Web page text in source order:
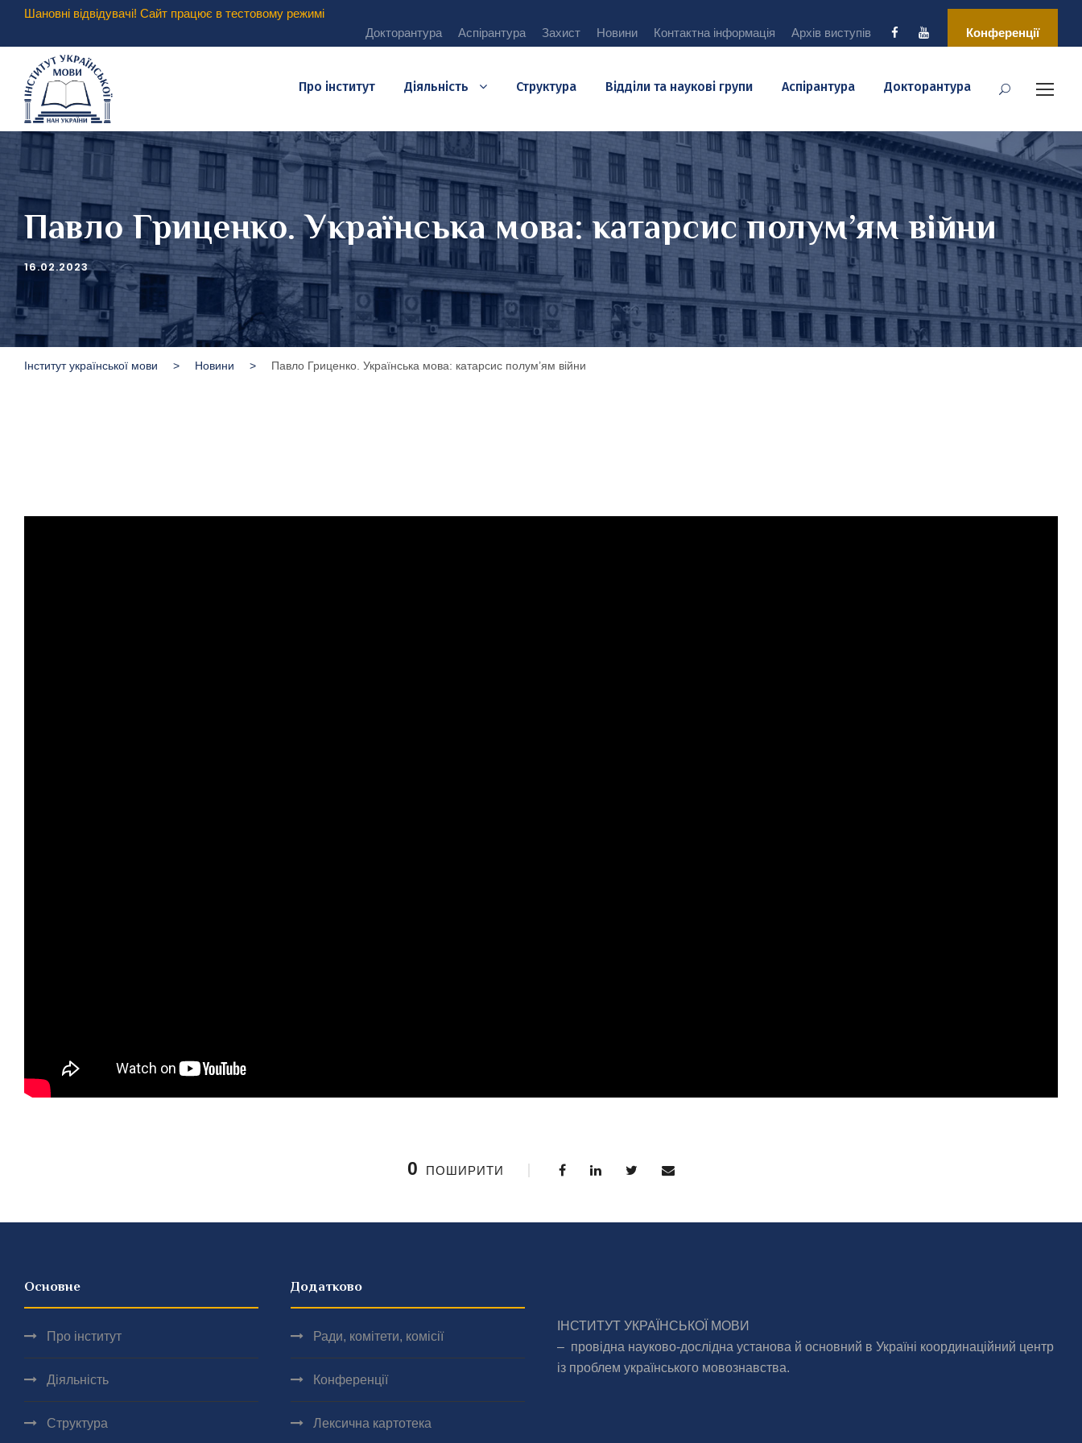
Шановні відвідувачі! Сайт працює в тестовому режимі
Докторантура
Аспірантура Захист Новини Контактна інформація Архів виступів Конференції
Про інститут Діяльність Структура Відділи та наукові групи Аспірантура Докторантура
Павло Гриценко. Українська мова: катарсис полум’ям війни
16.02.2023
Інститут української мови > Новини > Павло Гриценко. Українська мова: катарсис полум’ям війни
0 ПОШИРИТИ
Основне
Про інститут
Діяльність
Структура
Додатково
Ради, комітети, комісії
Конференції
Лексична картотека
ІНСТИТУТ УКРАЇНСЬКОЇ МОВИ
– провідна науково-дослідна установа й основний в Україні координаційний центр
із проблем українського мовознавства.